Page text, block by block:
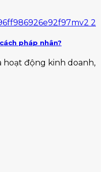
pháp nhân?
động kinh doanh,